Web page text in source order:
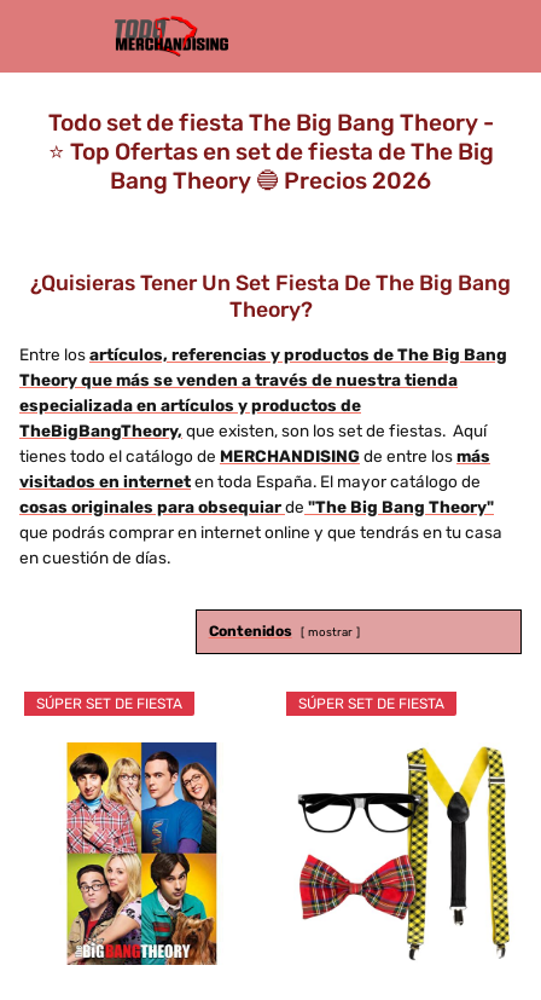
Todo set de fiesta The Big Bang Theory -
⭐️ Top Ofertas en set de fiesta de The Big
Bang Theory 🔵 Precios 2026
¿Quisieras Tener Un Set Fiesta De The Big Bang
Theory?
Entre losartículos, referencias y productos de The Big Bang
Theory que más se venden a través de nuestra tienda
especializada en artículos y productos de
TheBigBangTheory, que existen, son los set de fiestas. Aquí
tienes todo el catálogo de MERCHANDISINGde entre losmás
visitados en interneten toda España. El mayor catálogo de
cosas originales para obsequiarde "The Big Bang Theory"
que podrás comprar en internet online y que tendrás en tu casa
en cuestión de días.
Contenidos mostrar
SÚPER SET DE FIESTA SÚPER SET DE FIESTA